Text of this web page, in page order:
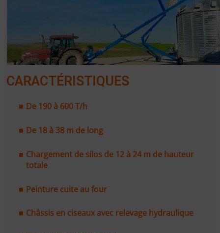
CARACTÉRISTIQUES
De 190 à 600 T/h
De 18 à 38 m de long
Chargement de silos de 12 à 24 m de hauteur
totale
Peinture cuite au four
Châssis en ciseaux avec relevage hydraulique